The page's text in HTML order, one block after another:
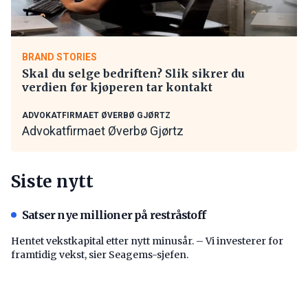
BRAND STORIES
Skal du selge bedriften? Slik sikrer du
verdien før kjøperen tar kontakt
ADVOKATFIRMAET ØVERBØ GJØRTZ
Advokatfirmaet Øverbø Gjørtz
Siste nytt
Satser nye millioner på restråstoff
Hentet vekstkapital etter nytt minusår. – Vi investerer for
framtidig vekst, sier Seagems-sjefen.